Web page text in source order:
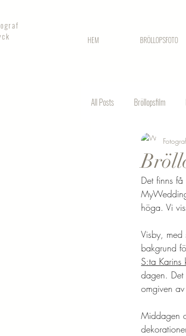
HEM BRÖLLOPSFOTO
All Posts Bröllopsfilm
Fotografering stadshuset
Det finns
höga. Vi
Visby, med
bakgrund
S:ta Karins
dagen.
omgiven
Middagen